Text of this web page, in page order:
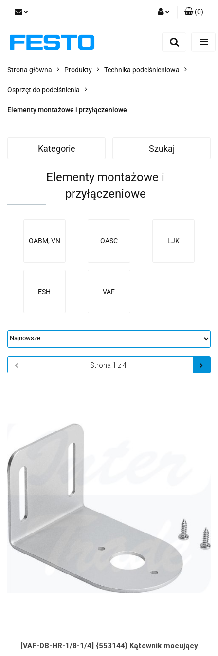
Dodaj zgłoszenie
(0)
Strona główna Produkty Technika podciśnieniowa
Osprzęt do podciśnienia
Elementy montażowe i przyłączeniowe
Kategorie Szukaj
Elementy montażowe i
przyłączeniowe
OABM, VN OASC LJK
ESH VAF
[VAF-DB-HR-1/8-1/4] {553144} Kątownik mocujący